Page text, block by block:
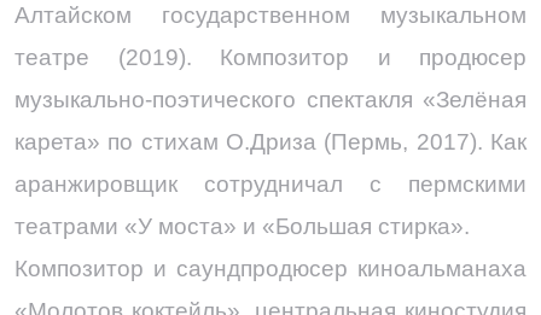
Алтайском государственном музыкальном
театре (2019). Композитор и продюсер
музыкально-поэтического спектакля «Зелёная
карета» по стихам О.Дриза (Пермь, 2017). Как
аранжировщик сотрудничал с пермскими
театрами «У моста» и «Большая стирка».
Композитор и саундпродюсер киноальманаха